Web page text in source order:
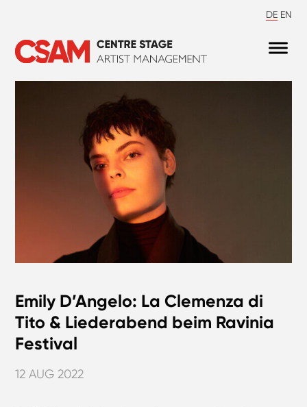
DE EN
Emily D’Angelo: La Clemenza di
Tito & Liederabend beim Ravinia
Festival
12 AUG 2022